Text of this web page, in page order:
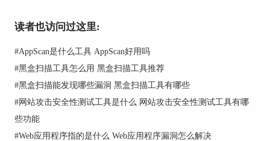
必要的。
Web漏洞扫描的工作原理大体上分为以下几步：
1、收集信息：收集目标Web应用程序的相关信
息，如IP地址、域名、服务器类型、Web应用程序
类型等；
2、探测漏洞：利用各种漏洞扫描工具或手动方
读者也访问过这里:
#AppScan是什么工具 AppScan好用吗
#黑盒扫描工具怎么用 黑盒扫描工具推荐
#黑盒扫描能发现哪些漏洞 黑盒扫描工具有哪些
#网站攻击安全性测试工具是什么 网站攻击安全性测试工具有哪
些功能
#Web应用程序指的是什么 Web应用程序漏洞怎么解决